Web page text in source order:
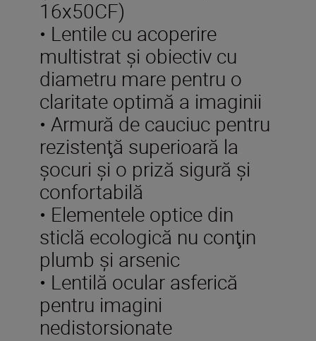
16x50CF)
• Lentile cu acoperire
multistrat şi obiectiv cu
diametru mare pentru o
claritate optimă a imaginii
• Armură de cauciuc pentru
rezistenţă superioară la
şocuri şi o priză sigură şi
confortabilă
• Elementele optice din
sticlă ecologică nu conţin
plumb şi arsenic
• Lentilă ocular asferică
pentru imagini
nedistorsionate